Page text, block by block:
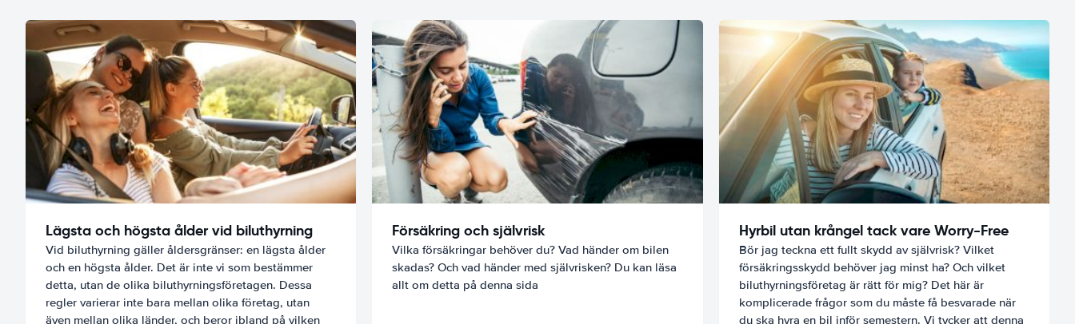
Lägsta och högsta ålder vid biluthyrning
Vid biluthyrning gäller åldersgränser: en lägsta ålder
och en högsta ålder. Det är inte vi som bestämmer
detta, utan de olika biluthyrningsföretagen. Dessa
regler varierar inte bara mellan olika företag, utan
även mellan olika länder, och beror ibland på vilken
Försäkring och självrisk
Vilka försäkringar behöver du? Vad händer om bilen
skadas? Och vad händer med självrisken? Du kan läsa
allt om detta på denna sida
Hyrbil utan krångel tack vare Worry-Free
Bör jag teckna ett fullt skydd av självrisk? Vilket
försäkringsskydd behöver jag minst ha? Och vilket
biluthyrningsföretag är rätt för mig? Det här är
komplicerade frågor som du måste få besvarade när
du ska hyra en bil inför semestern. Vi tycker att denna